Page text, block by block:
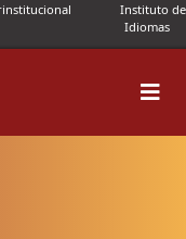
Instituto de
Idiomas